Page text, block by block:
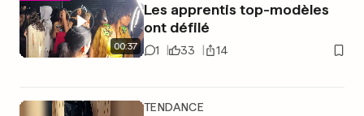
00:37
Les apprentis top-modèles
ont défilé
1 33 14
TENDANCE